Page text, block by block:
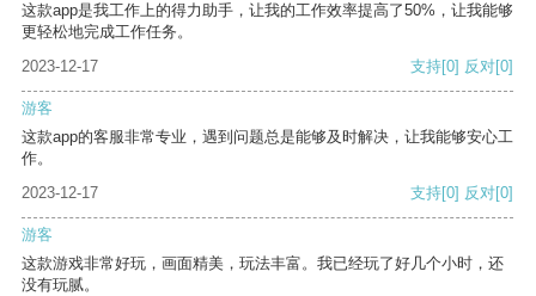
这款app是我工作上的得力助手，让我的工作效率提高了50%，让我能够
更轻松地完成工作任务。
2023-12-17
支持[0] 反对[0]
游客
这款app的客服非常专业，遇到问题总是能够及时解决，让我能够安心工
作。
2023-12-17
支持[0] 反对[0]
游客
这款游戏非常好玩，画面精美，玩法丰富。我已经玩了好几个小时，还
没有玩腻。